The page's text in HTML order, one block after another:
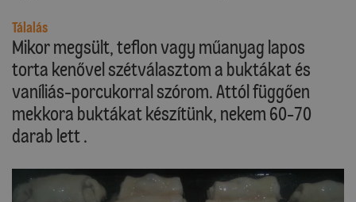
Tálalás
Mikor megsült, teflon vagy műanyag lapos
torta kenővel szétválasztom a buktákat és
vaníliás-porcukorral szórom. Attól függően
mekkora buktákat készítünk, nekem 60-70
darab lett .